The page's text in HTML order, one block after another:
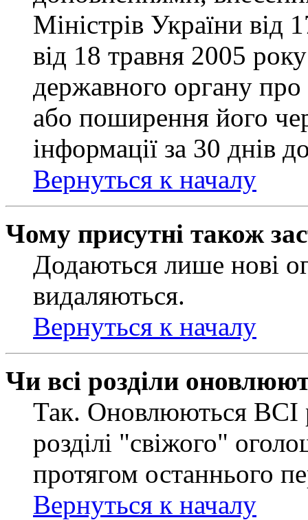
Міністрів України від
від 18 травня 2005
державного органу
або поширення його
інформації за 30 днів
Вернуться к началу
Чому присутні також
Додаються лише нові
видаляються.
Вернуться к началу
Чи всі розділи
Так. Оновлюються ВСІ
розділі "свіжого"
протягом останнього
Вернуться к началу